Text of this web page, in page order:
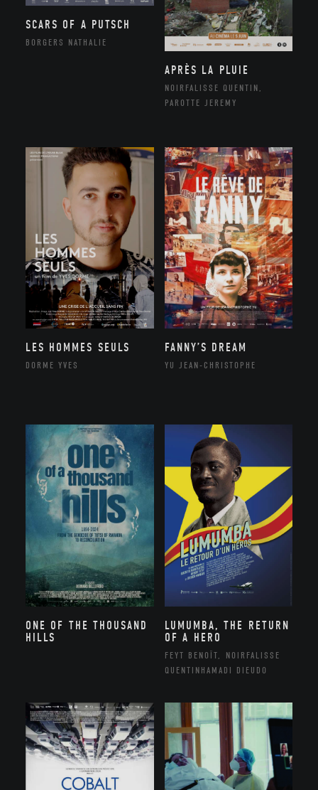
SCARS OF A PUTSCH
BORGERS NATHALIE
APRÈS LA PLUIE
NOIRFALISSE QUENTIN,
PAROTTE JEREMY
LES HOMMES SEULS
DORME YVES
FANNY’S DREAM
YU JEAN-CHRISTOPHE
ONE OF THE THOUSAND
HILLS
LUMUMBA, THE RETURN
OF A HERO
FEYT BENOÎT, NOIRFALISSE
QUENTINHAMADI DIEUDO